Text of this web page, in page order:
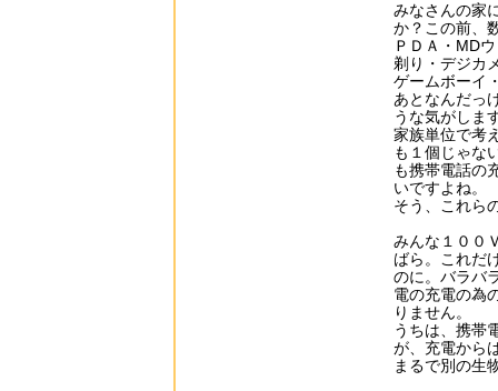
みなさんの家
か？この前、
ＰＤＡ・MD
剃り・デジカ
ゲームボーイ
あとなんだっ
うな気がしま
家族単位で考
も１個じゃな
も携帯電話の
いですよね。
そう、これら
みんな１００
ばら。これだ
のに。バラバ
電の充電の為
りません。
うちは、携帯
が、充電から
まるで別の生